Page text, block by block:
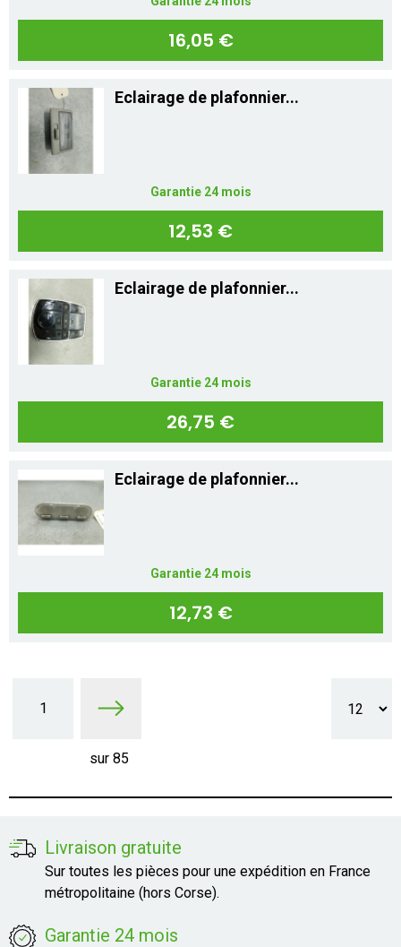
16,05 €
Eclairage de plafonnier...
Garantie 24 mois
12,53 €
Eclairage de plafonnier...
Garantie 24 mois
26,75 €
Eclairage de plafonnier...
Garantie 24 mois
12,73 €
1
sur 85
Livraison gratuite
Sur toutes les pièces pour une expédition en France
métropolitaine (hors Corse).
Garantie 24 mois